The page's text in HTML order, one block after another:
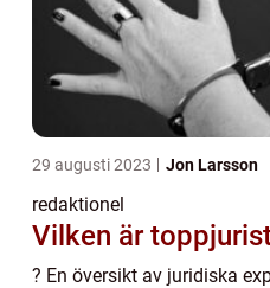
29 augusti 2023 Jon Larsson
redaktionel
Vilken är
? En översikt av juridiska